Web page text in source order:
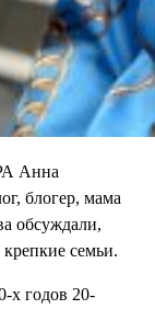
Анна
блогер, мама
обсуждали,
семьи.
х годов 20-